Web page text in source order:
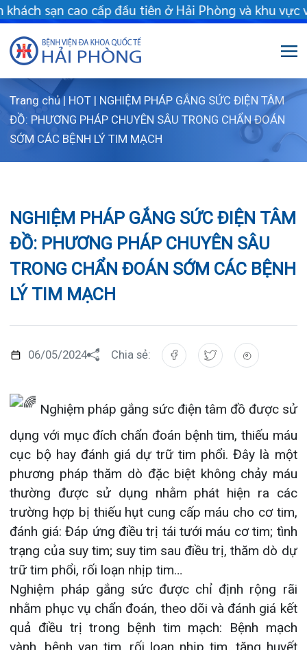
sạn cao cấp đầu tiên ở Hải Phòng và khu vực vùng duyên
Giới thiệu
Giới thiệu chung
Giờ làm việc
Lịch khám bác sĩ Hà Nội
Văn bản pháp quy
Dịch vụ
Bảo lãnh viện phí
Chạy thận nhân tạo
Lấy mẫu xét nghiệm tại nhà
Phục vụ đồ ăn
Khoa Khám bệnh
Khoa Chẩn đoán hình ảnh – Thăm dò chức
năng
Khoa Răng Hàm Mặt
Trung tâm Mắt
Khoa Tai Mũi Họng
Khoa Xét nghiệm
Khoa Dược
Khoa hồi sức Cấp cứu – Hồi sức tích cực
Khoa ngoại Tổng hợp
Khoa ngoại Thận Tiết Niệu Nam học
Khoa ngoại Chấn thương chỉnh hình
Khoa Phục hồi chức năng
Khoa Tim mạch
Khoa Hô hấp – Nội tiết – Bệnh nhiệt đới
FLS
Khách hàng
Lịch khám
Hòm thư góp ý
Hướng dẫn khám
Đội ngũ chăm sóc khách hàng
Căm ơn từ người bệnh
Tin tức
Tin mới
Tin tuyển dụng
Video
Dược lâm sàng
Kiến thức y dược
Gọi Tổng đài 0225-3955 888
Đặt lịch khám
Tra cứu kết quả xét nghiệm
Tra cứu hóa đơn
Trang chủ HOT
ĐỒ: PHƯƠNG PHÁP CHUYÊN SÂU TRONG CHẨN ĐOÁN
SỚM CÁC BỆNH LÝ TIM MẠCH
ĐỒ: PHƯƠNG PHÁP CHUYÊN SÂU
TRONG CHẨN ĐOÁN SỚM CÁC BỆNH
LÝ TIM MẠCH
06/05/2024 Chia sẻ:
Nghiệm pháp gắng sức điện tâm đồ được sử
dụng với mục đích chẩn đoán bệnh tim, thiếu máu
phương pháp thăm dò đặc biệt không chảy máu
thường được sử dụng nhằm phát hiện ra các
trường hợp bị thiếu hụt cung cấp máu cho cơ tim,
đánh giá: Đáp ứng điều trị tái tưới máu cơ tim; tình
trạng của suy tim; suy tim sau điều trị, thăm dò dự
trữ tim phổi, rối loạn nhịp tim…
Nghiệm pháp gắng sức được chỉ định rộng rãi
nhằm phục vụ chẩn đoán, theo dõi và đánh giá kết
quả điều trị trong bệnh tim mạch: Bệnh mạch
vành, bệnh van tim, rối loạn nhịp tim, tăng huyết
áp, đánh giá khả năng gắng sức của người bệnh …
với nhiều ưu điểm nổi bật:
Là phương pháp không xâm lấn, không gây
đau đớn, dễ thực hiện, được ứng dụng rộng rãi;
Tương đối an toàn; chi phí thực hiện phương